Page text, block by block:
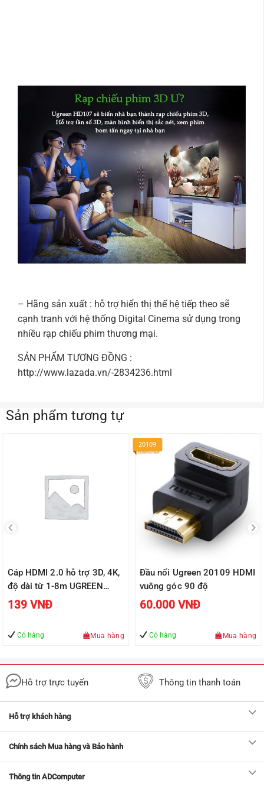
– Hãng sản xuất : hỗ trợ hiển thị thế hệ tiếp theo sẽ
cạnh tranh với hệ thống Digital Cinema sử dụng trong
nhiều rạp chiếu phim thương mại.
SẢN PHẨM TƯƠNG ĐỒNG :
http://www.lazada.vn/-2834236.html
Sản phẩm tương tự
Cáp HDMI 2.0 hỗ trợ 3D, 4K,
độ dài từ 1-8m UGREEN
HD118
139 VNĐ
Có hàng Mua hàng
20109
Đầu nối Ugreen 20109 HDMI
vuông góc 90 độ
60.000 VNĐ
Có hàng Mua hàng
Hỗ trợ trực tuyến Thông tin thanh toán
Hỗ trợ khách hàng
Chính sách Mua hàng và Bảo hành
Thông tin ADComputer